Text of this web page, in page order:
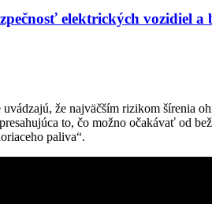
elektrických vozidiel a
že najväčším rizikom šírenia
to, čo možno očakávať od
paliva“.